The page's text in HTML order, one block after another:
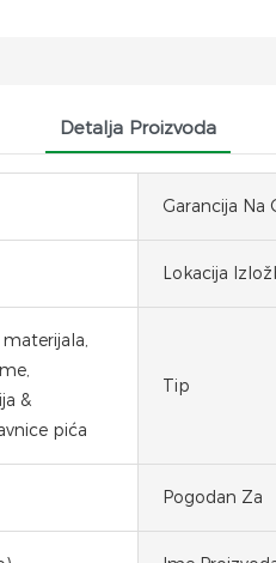
Detalja Proizvoda
Garancija
Lokacija
&
pića
Tip
Pogodan Za